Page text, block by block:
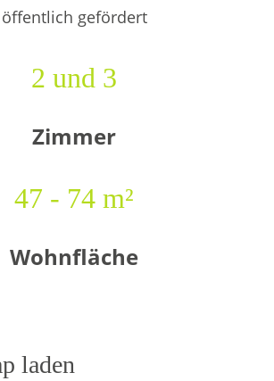
öffentlich gefördert
2 und 3
Zimmer
47 - 74 m²
Wohnfläche
laden